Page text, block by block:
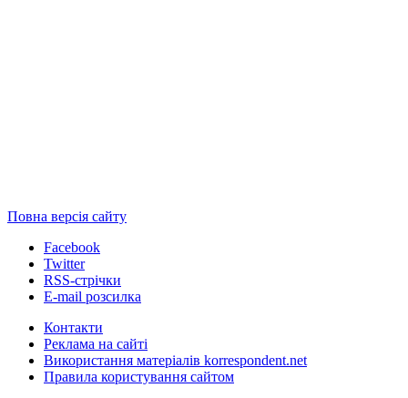
Повна версія сайту
Facebook
Twitter
RSS-стрічки
E-mail розсилка
Контакти
Реклама на сайті
Використання матеріалів korrespondent.net
Правила користування сайтом